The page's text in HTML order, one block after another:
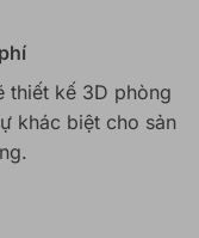
thiết kế 3D phòng
khác biệt cho sản